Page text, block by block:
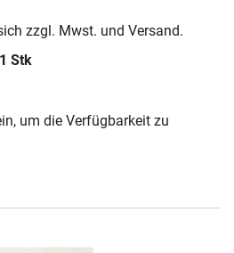
zzgl. Mwst. und Versand.
1 Stk
um die Verfügbarkeit zu